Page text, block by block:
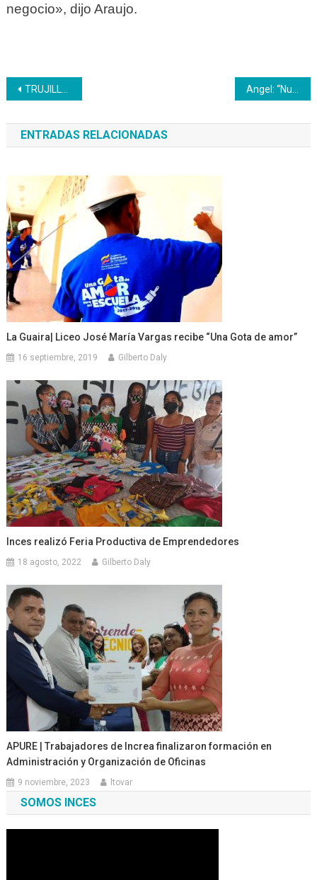
negocio», dijo Araujo.
Navegación
de
entradas
TRUJILLO | El Inces recordó a Prieto Figueroa en su natalicio
ENTRADAS RELACIONADAS
La Guaira| Liceo José María Vargas recibe “Una Gota de amor”
16 septiembre, 2019 Gilberto Daly
Inces realizó Feria Productiva de Emprendedores
18 agosto, 2022 Gilberto Daly
APURE | Trabajadores de Increa finalizaron formación en
Administración y Organización de Oficinas
9 noviembre, 2023 ltovar
SOMOS INCES